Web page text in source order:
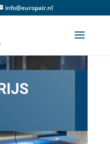
info@europair.nl